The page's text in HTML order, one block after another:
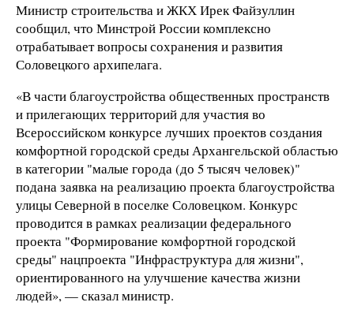
Министр строительства и ЖКХ Ирек Файзуллин
сообщил, что Минстрой России комплексно
отрабатывает вопросы сохранения и развития
Соловецкого архипелага.
«В части благоустройства общественных пространств
и прилегающих территорий для участия во
Всероссийском конкурсе лучших проектов создания
комфортной городской среды Архангельской областью
в категории "малые города (до 5 тысяч человек)"
подана заявка на реализацию проекта благоустройства
улицы Северной в поселке Соловецком. Конкурс
проводится в рамках реализации федерального
проекта "Формирование комфортной городской
среды" нацпроекта "Инфраструктура для жизни",
ориентированного на улучшение качества жизни
людей», — сказал министр.